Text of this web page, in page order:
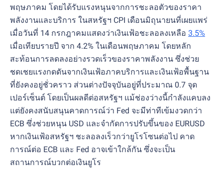
พฤษภาคม โดยได้รับแรงหนุนจากการชะลอตัวของราคา
พลังงานและบริการ ในสหรัฐฯ CPI เดือนมิถุนายนที่เผยแพร่
เมื่อวันที่ 14 กรกฎาคมแสดงว่าเงินเฟ้อชะลอลงเหลือ 3.5%
เมื่อเทียบรายปี จาก 4.2% ในเดือนพฤษภาคม โดยหลัก
สะท้อนการลดลงอย่างรวดเร็วของราคาพลังงาน ซึ่งช่วย
ชดเชยแรงกดดันจากเงินเฟ้อภาคบริการและเงินเฟ้อพื้นฐาน
ที่ยังคงอยู่ชั่วคราว ส่วนต่างปัจจุบันอยู่ที่ประมาณ 0.7 จุด
เปอร์เซ็นต์ โดยเป็นผลดีต่อสหรัฐฯ แม้ช่องว่างนี้กำลังแคบลง
แต่ยังคงสนับสนุนคาดการณ์ว่า Fed จะมีท่าทีเข้มงวดกว่า
ECB ซึ่งช่วยหนุน USD และจำกัดการปรับขึ้นของ EURUSD
หากเงินเฟ้อสหรัฐฯ ชะลอลงเร็วกว่ายูโรโซนต่อไป คาด
การณ์ต่อ ECB และ Fed อาจเข้าใกล้กัน ซึ่งจะเป็น
สถานการณ์บวกต่อเงินยูโร